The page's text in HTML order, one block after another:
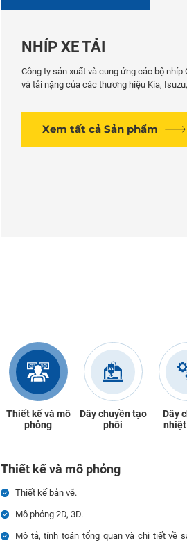
NHÍP XE TẢI
Công ty sản xuất và cung ứng các bộ nhíp
và tải nặng của các thương hiệu Kia,
Xem tất cả Sản phẩm
Thiết kế và mô
phỏng
Dây chuyền tạo
phôi
Dây
Thiết kế và mô phỏng
Thiết kế bản vẽ.
Mô phỏng 2D, 3D.
Mô tả, tính toán tổng quan và chi tiết về